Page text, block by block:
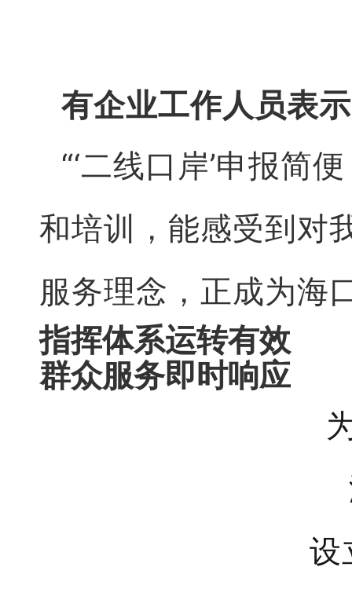
有企业工作人员表
“‘二线口岸’申报简
和培训，能感受到对
服务理念，正成为海
指挥体系运转有效
群众服务即时响应
设